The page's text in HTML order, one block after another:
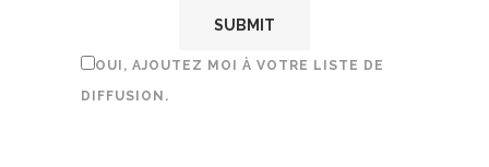
OUI, AJOUTEZ MOI À VOTRE LISTE DE
DIFFUSION.